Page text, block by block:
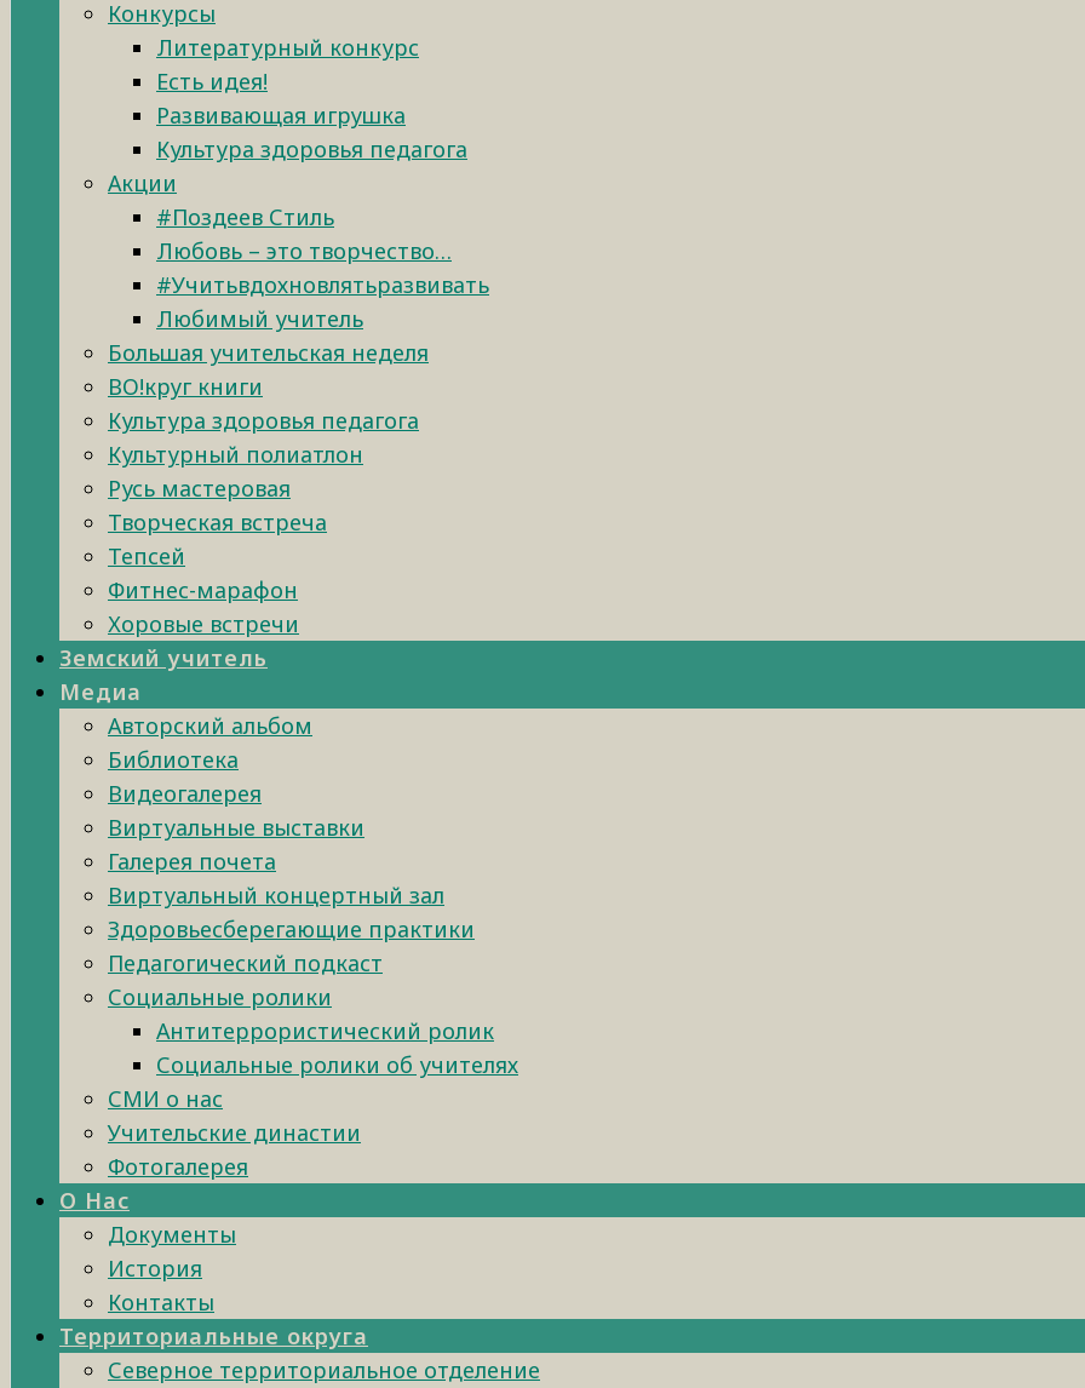
Конкурсы
Литературный конкурс
Есть идея!
Развивающая игрушка
Культура здоровья педагога
Акции
#Поздеев Стиль
Любовь – это творчество…
#Учитьвдохновлятьразвивать
Любимый учитель
Большая учительская неделя
ВО!круг книги
Культура здоровья педагога
Культурный полиатлон
Русь мастеровая
Творческая встреча
Тепсей
Фитнес-марафон
Хоровые встречи
Земский учитель
Медиа
Авторский альбом
Библиотека
Видеогалерея
Виртуальные выставки
Галерея почета
Виртуальный концертный зал
Здоровьесберегающие практики
Педагогический подкаст
Социальные ролики
Антитеррористический ролик
Социальные ролики об учителях
СМИ о нас
Учительские династии
Фотогалерея
О Нас
Документы
История
Контакты
Территориальные округа
Северное территориальное отделение